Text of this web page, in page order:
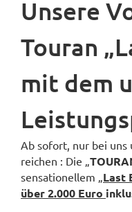
Unsere
Touran
mit dem
Ab sofort, nur bei uns
reichen : Die „
sensationellem „Last
über 2.000 Euro